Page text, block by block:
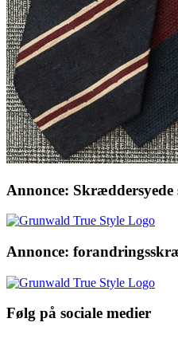
Annonce:
Annonce:
Følg på sociale medier